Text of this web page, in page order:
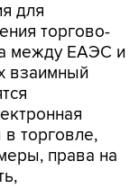
для
торгово-
между ЕАЭС и
взаимный
в торговле,
права на